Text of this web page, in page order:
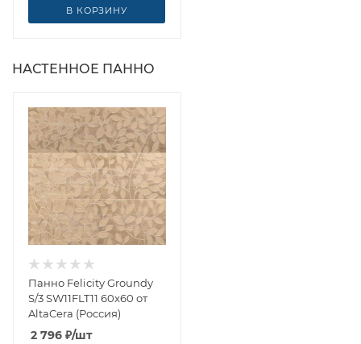
В КОРЗИНУ
НАСТЕННОЕ ПАННО
Панно Felicity Groundy
S/3 SW11FLT11 60x60 от
AltaCera (Россия)
2 796 ₽/шт